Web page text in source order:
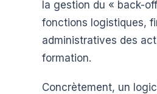
la gestion du « back-
fonctions logistiques,
administratives des
formation.
Concrètement, un